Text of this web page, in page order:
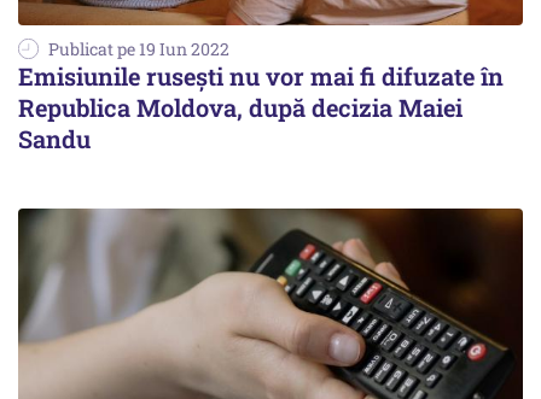
Publicat pe 19 Iun 2022
Emisiunile rusești nu vor mai fi difuzate în
Republica Moldova, după decizia Maiei
Sandu